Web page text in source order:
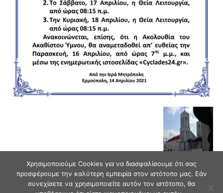
Χρησιμοποιούμε Cookies για να διασφαλίσουμε ότι σας
προσφέρουμε την καλύτερη εμπειρία στον ιστότοπο μας. Εάν
συνεχίσετε να χρησιμοποιείτε αυτόν τον ιστότοπο, θα